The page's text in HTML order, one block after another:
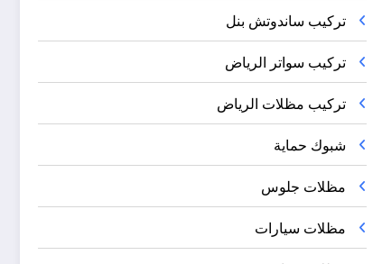
تركيب ساندوتش بنل
تركيب سواتر الرياض
تركيب مظلات الرياض
شبوك حماية
مظلات جلوس
مظلات سيارات